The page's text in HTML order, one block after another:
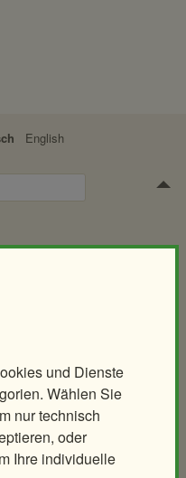
und Dienste
Wählen Sie
nur technisch
oder
Ihre individuelle
English
im Zoo